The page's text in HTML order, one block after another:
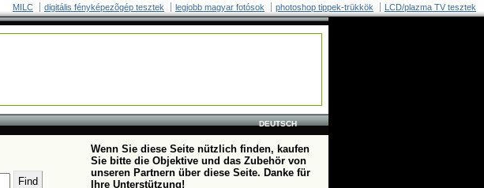
MILC digitális fényképezõgép tesztek legjobb magyar fotósok photoshop tippek-trükkök LCD/plazma TV tesztek
DEUTSCH
Wenn Sie diese Seite nützlich finden, kaufen
Sie bitte die Objektive und das Zubehör von
unseren Partnern über diese Seite. Danke für
Ihre Unterstützung!